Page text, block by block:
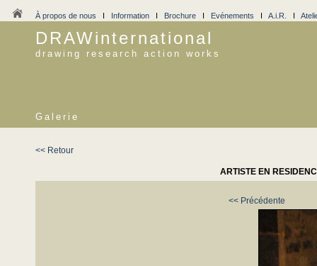
À propos de nous I Information I Brochure I Evénements I A.i.R. I
DRAWinternational
drawing research action works
Galerie
<< Retour
ARTISTE EN
<< Précédente